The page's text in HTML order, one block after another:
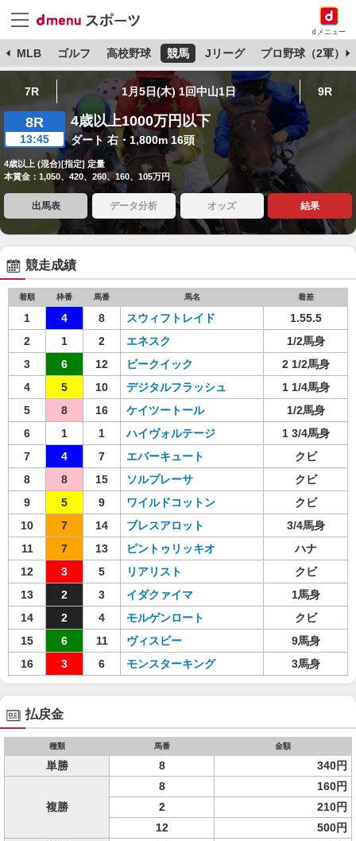
dメニュー
MLB ゴルフ 高校野球 競馬 Jリーグ プロ野球（2軍）
7R 1月5日(木) 1回中山1日 9R
8R
13:45
4歳以上1000万円以下
ダート 右・1,800m 16頭
4歳以上 (混合)[指定] 定量
本賞金：1,050、420、260、160、105万円
出馬表 データ分析 オッズ 結果
競走成績
着順 枠番 馬番 馬名 着差
1 4 8 スウィフトレイド
1.55.5
2
1 2 エネスク
1/2馬身
3
6 12 ビークイック
2 1/2馬身
4
5 10 デジタルフラッシュ
1 1/4馬身
5
8 16 ケイツートール
1/2馬身
6
1 1 ハイヴォルテージ
1 3/4馬身
7
4 7 エバーキュート
クビ
8
8 15 ソルプレーサ
クビ
9
5 9 ワイルドコットン
クビ
10
7 14 ブレスアロット
3/4馬身
11
7 13 ピントゥリッキオ
ハナ
12
3 5 リアリスト
クビ
13
2 3 イダクァイマ
1馬身
14
2 4 モルゲンロート
クビ
15
6 11 ヴィスビー
9馬身
16
3 6 モンスターキング 3馬身
払戻金
種類 馬番 金額
単勝 8 340円
複勝
8
160円
2
210円
12
500円